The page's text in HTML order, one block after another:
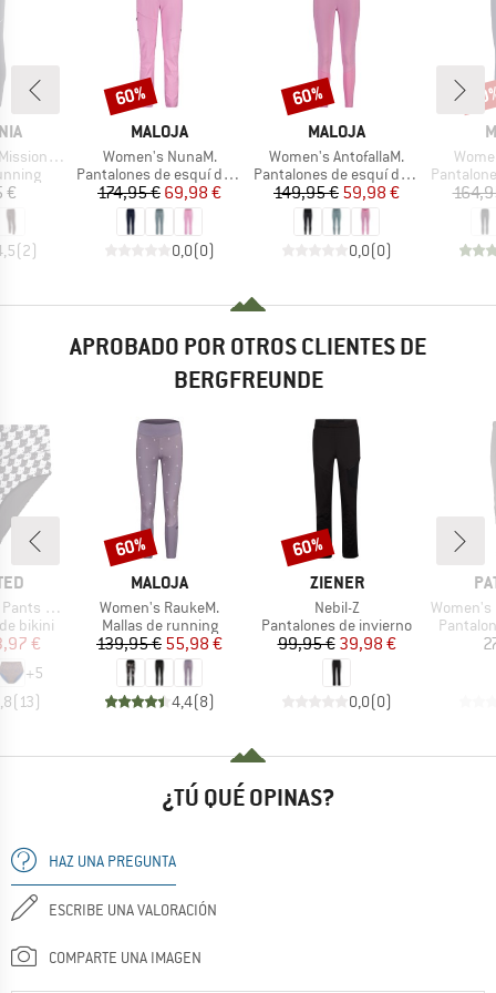
27''
€
(2)
MARCA
MALOJA
Artículo
Women's NunaM.
Product group
Pantalones de esquí de fondo
Precio
174,95 €Precio reducido
69,98 €
0,0(0)
Descuento
60%
MARCA
MALOJA
Artículo
Women's AntofallaM.
Product group
Pantalones de esquí de fondo
Precio
149,95 €Precio reducido
59,98 €
0,0(0)
Descuento
60%
Product
Pantalones
APROBADO POR OTROS CLIENTES DE
BERGFREUNDE
Slite
bikini
reducido
€
+5
(13)
MARCA
MALOJA
Artículo
Women's RaukeM.
Product group
Mallas de running
Precio
139,95 €Precio reducido
55,98 €
4,4(8)
Descuento
60%
MARCA
ZIENER
Artículo
Nebil-Z
Product group
Pantalones de invierno
Precio
99,95 €Precio reducido
39,98 €
0,0(0)
Descuento
60%
Artículo
Women's
Product
¿TÚ QUÉ OPINAS?
HAZ UNA PREGUNTA
ESCRIBE UNA VALORACIÓN
COMPARTE UNA IMAGEN